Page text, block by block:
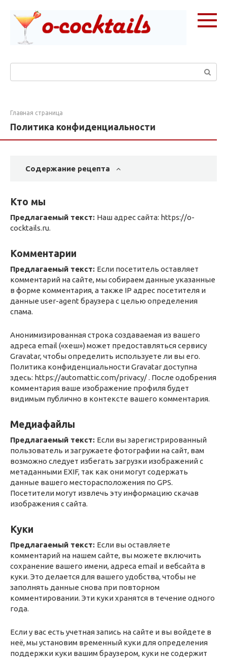
контенту
Главная страница
Политика конфиденциальности
Содержание рецепта
Кто мы
Предлагаемый текст: Наш адрес сайта: https://o-
cocktails.ru.
Комментарии
Предлагаемый текст: Если посетитель оставляет
комментарий на сайте, мы собираем данные указанные
в форме комментария, а также IP адрес посетителя и
данные user-agent браузера с целью определения
спама.
Анонимизированная строка создаваемая из вашего
адреса email («хеш») может предоставляться сервису
Gravatar, чтобы определить используете ли вы его.
Политика конфиденциальности Gravatar доступна
здесь: https://automattic.com/privacy/ . После одобрения
комментария ваше изображение профиля будет
видимым публично в контексте вашего комментария.
Медиафайлы
Предлагаемый текст: Если вы зарегистрированный
пользователь и загружаете фотографии на сайт, вам
возможно следует избегать загрузки изображений с
метаданными EXIF, так как они могут содержать
данные вашего месторасположения по GPS.
Посетители могут извлечь эту информацию скачав
изображения с сайта.
Куки
Предлагаемый текст: Если вы оставляете
комментарий на нашем сайте, вы можете включить
сохранение вашего имени, адреса email и вебсайта в
куки. Это делается для вашего удобства, чтобы не
заполнять данные снова при повторном
комментировании. Эти куки хранятся в течение одного
года.
Если у вас есть учетная запись на сайте и вы войдете в
неё, мы установим временный куки для определения
поддержки куки вашим браузером, куки не содержит